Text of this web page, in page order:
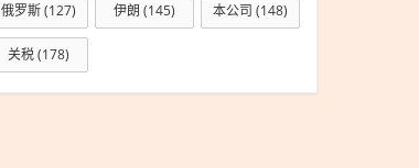
俄罗斯(127) 伊朗 (145) 本公司 (148)
关税(178)